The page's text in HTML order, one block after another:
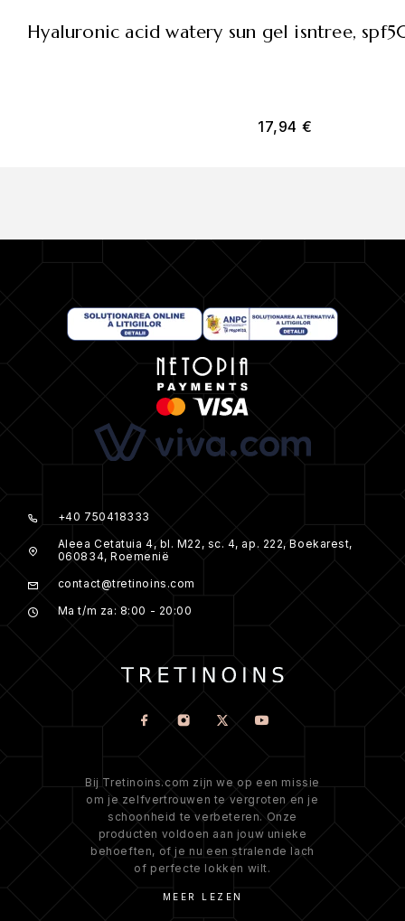
hyaluronic acid watery sun gel isntree,
17,94 €
+40 750418333
Aleea Cetatuia 4, bl. M22, sc. 4, ap. 222, Boekarest,
060834, Roemenië
contact@tretinoins.com
Ma t/m za: 8:00 - 20:00
Bij Tretinoins.com zijn we op een missie
om je zelfvertrouwen te vergroten en je
schoonheid te verbeteren. Onze
producten voldoen aan jouw unieke
behoeften, of je nu een stralende lach
of perfecte lokken wilt.
MEER LEZEN